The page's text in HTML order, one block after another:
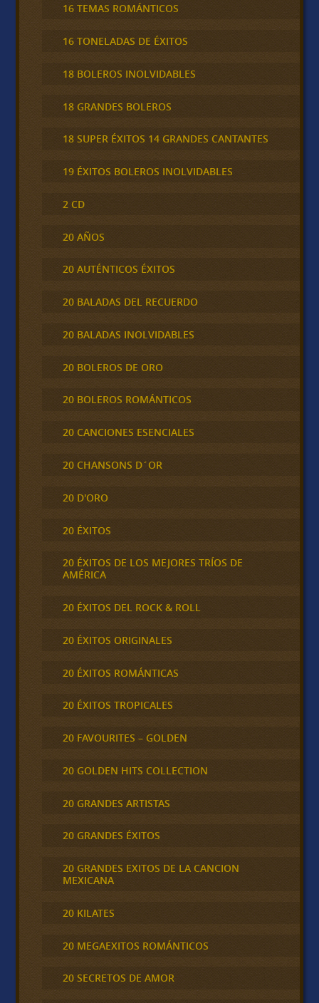
16 TEMAS ROMÁNTICOS
16 TONELADAS DE ÉXITOS
18 BOLEROS INOLVIDABLES
18 GRANDES BOLEROS
18 SUPER ÉXITOS 14 GRANDES CANTANTES
19 ÉXITOS BOLEROS INOLVIDABLES
2 CD
20 AÑOS
20 AUTÉNTICOS ÉXITOS
20 BALADAS DEL RECUERDO
20 BALADAS INOLVIDABLES
20 BOLEROS DE ORO
20 BOLEROS ROMÁNTICOS
20 CANCIONES ESENCIALES
20 CHANSONS D´OR
20 D'ORO
20 ÉXITOS
20 ÉXITOS DE LOS MEJORES TRÍOS DE
AMÉRICA
20 ÉXITOS DEL ROCK & ROLL
20 ÉXITOS ORIGINALES
20 ÉXITOS ROMÁNTICAS
20 ÉXITOS TROPICALES
20 FAVOURITES – GOLDEN
20 GOLDEN HITS COLLECTION
20 GRANDES ARTISTAS
20 GRANDES ÉXITOS
20 GRANDES EXITOS DE LA CANCION
MEXICANA
20 KILATES
20 MEGAEXITOS ROMÁNTICOS
20 SECRETOS DE AMOR